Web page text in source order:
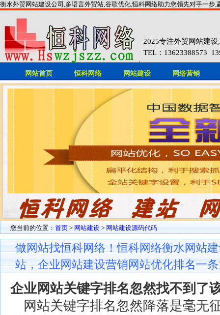
衡水外贸网站建设公司,多语言外贸站,谷歌优化,恒科网络助力您领先对手一步,
2025专注外贸网站建
TEL：13623388573
网站首页 恒科网络 网站建设 网络营销
您当前的位置： 首页 > 网站建设 > 网站建设源码代码
做网站找恒科网络！恒科网络衡水网站
站，企业网站建设营销网站优化排名一
企业网站关键字排名忽然找不到了
网站关键字排名忽然降落是毫无